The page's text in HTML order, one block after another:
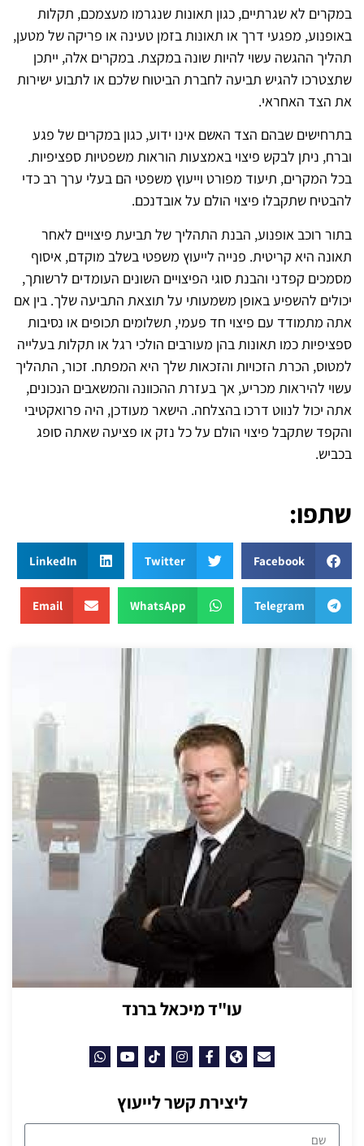
במקרים לא שגרתיים, כגון תאונות שנגרמו מעצמכם, תקלות
באופנוע, מפגעי דרך או תאונות בזמן טעינה או פריקה של מטען,
תהליך ההגשה עשוי להיות שונה במקצת. במקרים אלה, ייתכן
שתצטרכו להגיש תביעה לחברת הביטוח שלכם או לתבוע ישירות
את הצד האחראי.
בתרחישים שבהם הצד האשם אינו ידוע, כגון במקרים של פגע
וברח, ניתן לבקש פיצוי באמצעות הוראות משפטיות ספציפיות.
בכל המקרים, תיעוד מפורט וייעוץ משפטי הם בעלי ערך רב כדי
להבטיח שתקבלו פיצוי הולם על אובדנכם.
בתור רוכב אופנוע, הבנת התהליך של תביעת פיצויים לאחר
תאונה היא קריטית. פנייה לייעוץ משפטי בשלב מוקדם, איסוף
מסמכים קפדני והבנת סוגי הפיצויים השונים העומדים לרשותך,
יכולים להשפיע באופן משמעותי על תוצאת התביעה שלך. בין אם
אתה מתמודד עם פיצוי חד פעמי, תשלומים תכופים או נסיבות
ספציפיות כמו תאונות בהן מעורבים הולכי רגל או תקלות בעלייה
למטוס, הכרת הזכויות והזכאות שלך היא המפתח. זכור, התהליך
עשוי להיראות מכריע, אך בעזרת ההכוונה והמשאבים הנכונים,
אתה יכול לנווט דרכו בהצלחה. הישאר מעודכן, היה פרואקטיבי
והקפד שתקבל פיצוי הולם על כל נזק או פציעה שאתה סופג
בכביש.
שתפו:
Facebook
Twitter
LinkedIn
Telegram
WhatsApp
Email
עו"ד מיכאל ברנד
ליצירת קשר לייעוץ